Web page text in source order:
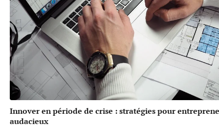
Innover en période de crise : stratégies pour
audacieux